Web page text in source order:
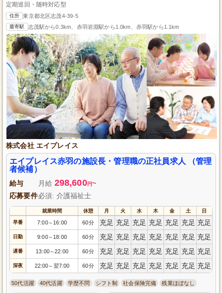
定期巡回・随時対応型
住所 東京都北区志茂4-39-5
最寄駅 志茂駅から0.3km、赤羽岩淵駅から1.0km、赤羽駅から1.1km
株式会社 エイプレイス
エイプレイス赤羽の施設長・管理職の正社員求人 （管理
者候補）
給与 月給 298,600円~
応募要件必須: 介護福祉士
就業時間 休憩 月 火 水 木 金 土 日
早番 7:00～ 16:00 60分 充足 充足 充足 充足 充足 充足 充足
日勤 9:00～ 18:00 60分 充足 充足 充足 充足 充足 充足 充足
遅番 13:00～22:00 60分 充足 充足 充足 充足 充足 充足 充足
深夜 22:00～ 翌7:00 60分 充足 充足 充足 充足 充足 充足 充足
50代活躍 40代活躍 学歴不問 シフト制 社会保険完備 残業ほぼなし